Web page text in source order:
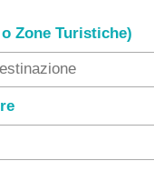
Zone Turistiche)